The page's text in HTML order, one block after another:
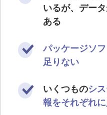
いるが、デー
ある
パッケージソ
足りない
いくつものシ
報をそれぞれ